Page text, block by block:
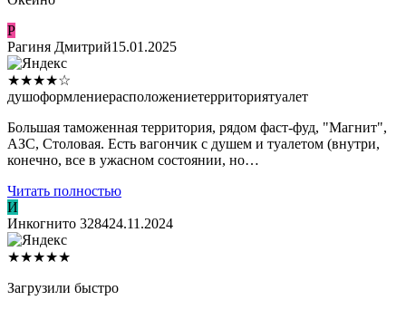
Р
Рагиня Дмитрий15.01.2025
★★★★☆
душоформлениерасположениетерриториятуалет
Большая таможенная территория, рядом фаст-фуд, "Магнит",
АЗС, Столовая. Есть вагончик с душем и туалетом (внутри,
конечно, все в ужасном состоянии, но…
Читать полностью
И
Инкогнито 328424.11.2024
★★★★★
Загрузили быстро